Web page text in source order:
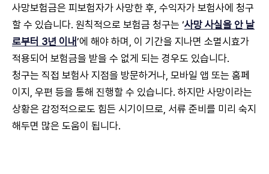
사망보험금은 피보험자가 사망한 후, 수익자가 보험사에 청구
할 수 있습니다. 원칙적으로 보험금 청구는 ‘사망 사실을 안 날
로부터 3년 이내’에 해야 하며, 이 기간을 지나면 소멸시효가
적용되어 보험금을 받을 수 없게 되는 경우도 있습니다.
청구는 직접 보험사 지점을 방문하거나, 모바일 앱 또는 홈페
이지, 우편 등을 통해 진행할 수 있습니다. 하지만 사망이라는
상황은 감정적으로도 힘든 시기이므로, 서류 준비를 미리 숙지
해두면 많은 도움이 됩니다.